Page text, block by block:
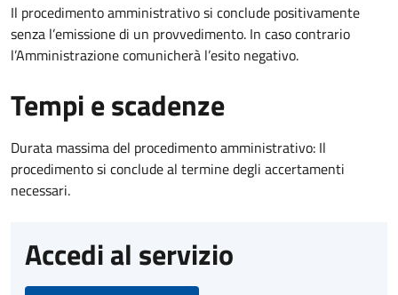
Il procedimento amministrativo si conclude positivamente
senza l’emissione di un provvedimento. In caso contrario
l’Amministrazione comunicherà l’esito negativo.
Tempi e scadenze
Durata massima del procedimento amministrativo: Il
procedimento si conclude al termine degli accertamenti
necessari.
Accedi al servizio